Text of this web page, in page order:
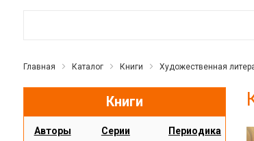
Главная Каталог Книги Художественная
Книги
Авторы Серии Периодика